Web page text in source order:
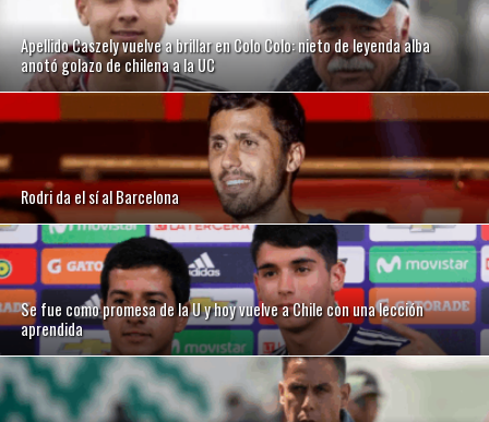
Apellido Caszely vuelve a brillar en Colo Colo: nieto de leyenda alba
anotó golazo de chilena a la UC
Rodri da el sí al Barcelona
Se fue como promesa de la U y hoy vuelve a Chile con una lección
aprendida